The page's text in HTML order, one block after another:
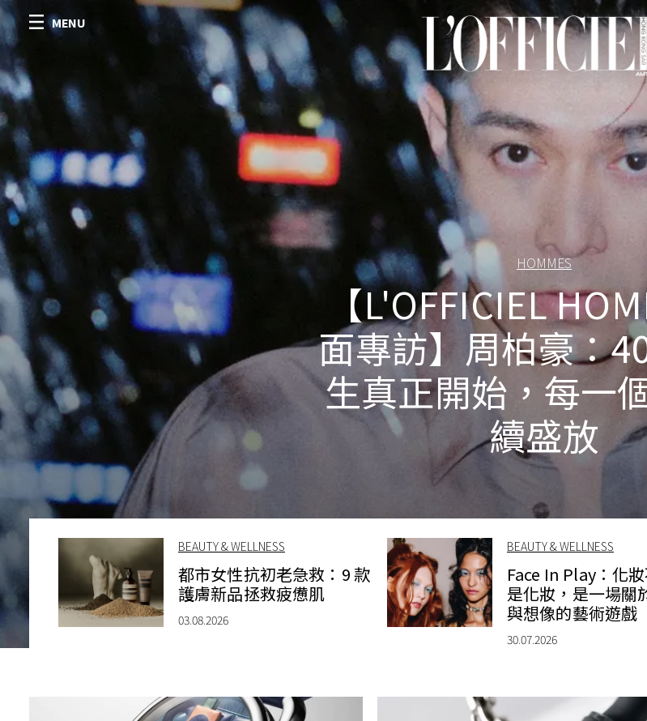
MENU
HOMMES
【L'OFFICIEL
面專訪】周柏豪：
生真正開始，每一
續盛放
BEAUTY & WELLNESS
都市女性抗初老急救：9 款
護膚新品拯救疲憊肌
03.08.2026
BEAUTY & WELLNESS
Face In Play：化
是化妝，是一場關
與想像的藝術遊戲
30.07.2026